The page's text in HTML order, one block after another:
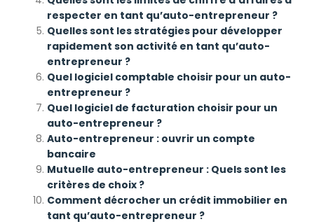
respecter en tant qu’auto-entrepreneur ?
Quelles sont les stratégies pour développer
rapidement son activité en tant qu’auto-
entrepreneur ?
Quel logiciel comptable choisir pour un auto-
entrepreneur ?
Quel logiciel de facturation choisir pour un
auto-entrepreneur ?
Auto-entrepreneur : ouvrir un compte
bancaire
Mutuelle auto-entrepreneur : Quels sont les
critères de choix ?
Comment décrocher un crédit immobilier en
tant qu’auto-entrepreneur ?